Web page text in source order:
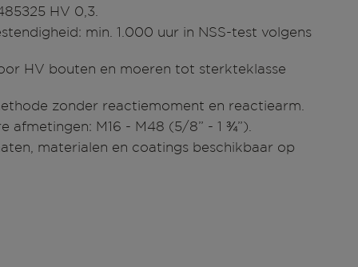
HV 0,3.
min. 1.000 uur in NSS-test volgens
HV bouten en moeren tot sterkteklasse
zonder reactiemoment en reactiearm.
afmetingen: M16 - M48 (5/8” - 1 ¾”).
materialen en coatings beschikbaar op